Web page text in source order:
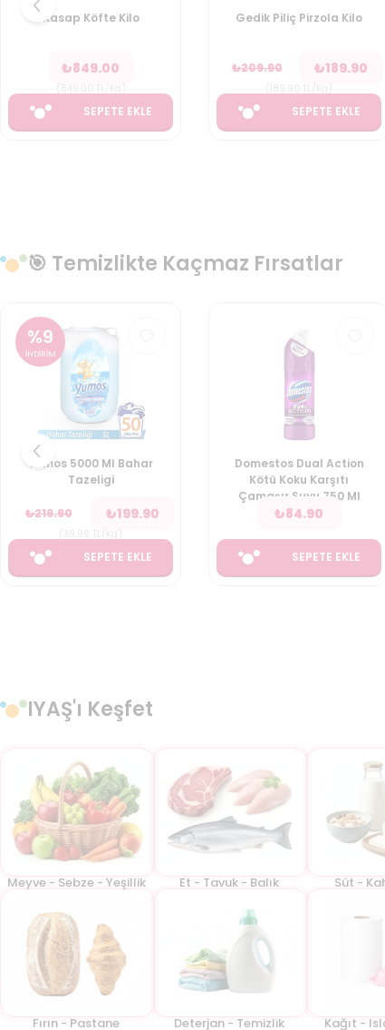
Kasap Köfte Kilo
₺849.00
SEPETE EKLE
Gedik Piliç Pirzola Kilo
₺209.90 ₺189.90
SEPETE EKLE
🎯 Temizlikte Kaçmaz Fırsatlar
Domestos Dual Action
Kötü Koku Karşıtı
₺ 84.90
SEPETE EKLE
Pril Sıvı 1350 Ml
Amasya Elmasi
149.90 ₺
SEPETE EKLE
IYAŞ'ı Keşfet
Meyve - Sebze - Yeşillik Et - Tavuk - Balık Süt -
Fırın - Pastane Deterjan - Temizlik Kağıt -